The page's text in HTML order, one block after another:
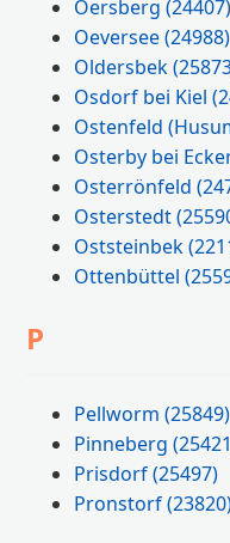
Oersberg(24407)
Oeversee(24988)
Oldersbek
Osdorf bei Kiel
Ostenfeld
Osterby bei
Osterrönfeld
Osterstedt
Oststeinbek
Ottenbüttel
P
Pellworm(25849)
Pinneberg
Prisdorf(25497)
Pronstorf